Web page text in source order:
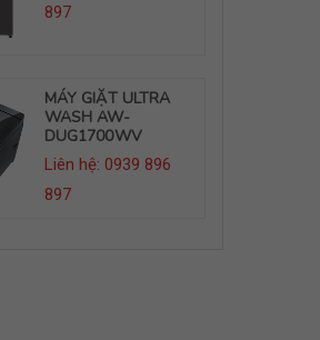
897
MÁY GIẶT ULTRA
WASH AW-
DUG1700WV
Liên hệ: 0939 896
897